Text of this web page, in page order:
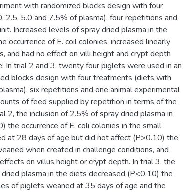
with randomized blocks design with four
5.0 and 7.5% of plasma), four repetitions and
Increased levels of spray dried plasma in the
occurrence of E. coil colonies, increased linearly
and had no effect on villi height and crypt depth
In trial 2 and 3, twenty four piglets were used in an
blocks design with four treatments (diets with
six repetitions and one animal experimental
of feed supplied by repetition in terms of the
2, the inclusion of 2.5% of spray dried plasma in
the occurrence of E. coli colonies in the small
at 28 days of age but did not affect (P>0.10) the
when created in challenge conditions, and
on villus height or crypt depth. In trial 3, the
plasma in the diets decreased (P<0.10) the
of piglets weaned at 35 days of age and the